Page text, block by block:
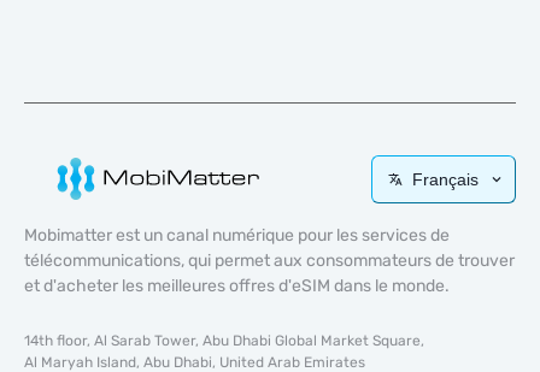
Français
Mobimatter est un canal numérique pour les services de
télécommunications, qui permet aux consommateurs de trouver
et d'acheter les meilleures offres d'eSIM dans le monde.
14th floor, Al Sarab Tower, Abu Dhabi Global Market Square,
Al Maryah Island, Abu Dhabi, United Arab Emirates